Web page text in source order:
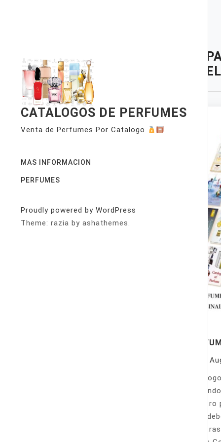
CATALOGOS DE PERFUMES
Venta de Perfumes Por Catalogo
MAS INFORMACION
PERFUMES
Proudly powered by WordPress
Theme: razia by ashathemes.
OZ.
Sólo